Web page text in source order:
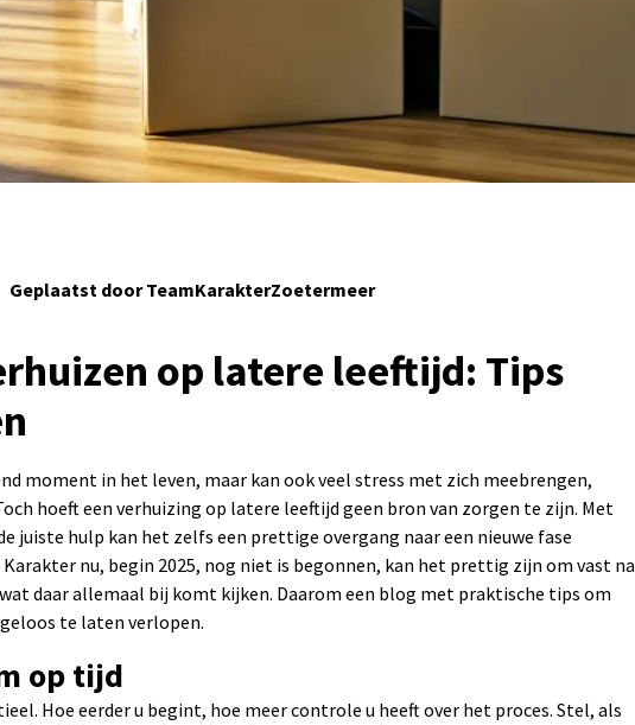
Geplaatst door TeamKarakterZoetermeer
op latere leeftijd: Tips
moment in het leven, maar kan ook veel stress met zich meebrengen,
hoeft een verhuizing op latere leeftijd geen bron van zorgen te zijn. Met
juiste hulp kan het zelfs een prettige overgang naar een nieuwe fase
Karakter nu, begin 2025, nog niet is begonnen, kan het prettig zijn om vast na
daar allemaal bij komt kijken. Daarom een blog met praktische tips om
te laten verlopen.
op tijd
Hoe eerder u begint, hoe meer controle u heeft over het proces. Stel, als